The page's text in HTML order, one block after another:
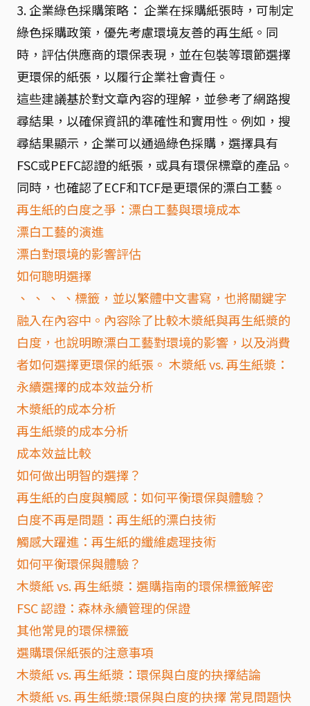
3. 企業綠色採購策略： 企業在採購紙張時，可制定
綠色採購政策，優先考慮環境友善的再生紙。同
時，評估供應商的環保表現，並在包裝等環節選擇
更環保的紙張，以履行企業社會責任。
這些建議基於對文章內容的理解，並參考了網路搜
尋結果，以確保資訊的準確性和實用性。例如，搜
尋結果顯示，企業可以通過綠色採購，選擇具有
FSC或PEFC認證的紙張，或具有環保標章的產品。
同時，也確認了ECF和TCF是更環保的漂白工藝。
再生紙的白度之爭：漂白工藝與環境成本
漂白工藝的演進
漂白對環境的影響評估
如何聰明選擇
、 、 、 、標籤，並以繁體中文書寫，也將關鍵字
融入在內容中。內容除了比較木漿紙與再生紙漿的
白度，也說明瞭漂白工藝對環境的影響，以及消費
者如何選擇更環保的紙張。 木漿紙 vs. 再生紙漿：
永續選擇的成本效益分析
木漿紙的成本分析
再生紙漿的成本分析
成本效益比較
如何做出明智的選擇？
再生紙的白度與觸感：如何平衡環保與體驗？
白度不再是問題：再生紙的漂白技術
觸感大躍進：再生紙的纖維處理技術
如何平衡環保與體驗？
木漿紙 vs. 再生紙漿：選購指南的環保標籤解密
FSC 認證：森林永續管理的保證
其他常見的環保標籤
選購環保紙張的注意事項
木漿紙 vs. 再生紙漿：環保與白度的抉擇結論
木漿紙 vs. 再生紙漿:環保與白度的抉擇 常見問題快